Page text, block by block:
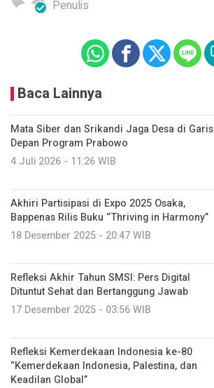
Penulis
Baca Lainnya
Mata Siber dan Srikandi Jaga Desa di Garis
Depan Program Prabowo
4 Juli 2026 - 11:26 WIB
Akhiri Partisipasi di Expo 2025 Osaka,
Bappenas Rilis Buku “Thriving in Harmony”
18 Desember 2025 - 20:47 WIB
Refleksi Akhir Tahun SMSI: Pers Digital
Dituntut Sehat dan Bertanggung Jawab
17 Desember 2025 - 03:56 WIB
Refleksi Kemerdekaan Indonesia ke-80
“Kemerdekaan Indonesia, Palestina, dan
Keadilan Global”